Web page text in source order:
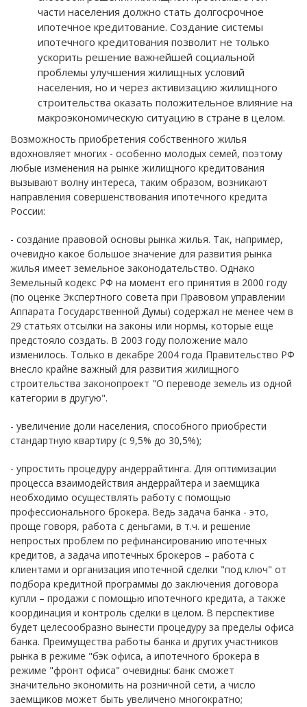
части населения должно стать долгосрочное
ипотечное кредитование. Создание системы
ипотечного кредитования позволит не только
ускорить решение важнейшей социальной
проблемы улучшения жилищных условий
населения, но и через активизацию жилищного
строительства оказать положительное влияние на
макроэкономическую ситуацию в стране в целом.
Возможность приобретения собственного жилья
вдохновляет многих - особенно молодых семей, поэтому
любые изменения на рынке жилищного кредитования
вызывают волну интереса, таким образом, возникают
направления совершенствования ипотечного кредита
России:
- создание правовой основы рынка жилья. Так, например,
очевидно какое большое значение для развития рынка
жилья имеет земельное законодательство. Однако
Земельный кодекс РФ на момент его принятия в 2000 году
(по оценке Экспертного совета при Правовом управлении
Аппарата Государственной Думы) содержал не менее чем в
29 статьях отсылки на законы или нормы, которые еще
предстояло создать. В 2003 году положение мало
изменилось. Только в декабре 2004 года Правительство РФ
внесло крайне важный для развития жилищного
строительства законопроект "О переводе земель из одной
категории в другую".
- увеличение доли населения, способного приобрести
стандартную квартиру (с 9,5% до 30,5%);
- упростить процедуру андеррайтинга. Для оптимизации
процесса взаимодействия андеррайтера и заемщика
необходимо осуществлять работу с помощью
профессионального брокера. Ведь задача банка - это,
проще говоря, работа с деньгами, в т.ч. и решение
непростых проблем по рефинансированию ипотечных
кредитов, а задача ипотечных брокеров – работа с
клиентами и организация ипотечной сделки "под ключ" от
подбора кредитной программы до заключения договора
купли – продажи с помощью ипотечного кредита, а также
координация и контроль сделки в целом. В перспективе
будет целесообразно вынести процедуру за пределы офиса
банка. Преимущества работы банка и других участников
рынка в режиме "бэк офиса, а ипотечного брокера в
режиме "фронт офиса" очевидны: банк сможет
значительно экономить на розничной сети, а число
заемщиков может быть увеличено многократно;